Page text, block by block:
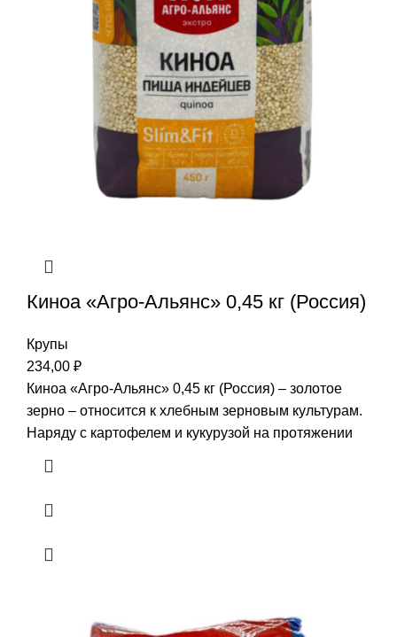
Киноа «Агро-Альянс» 0,45 кг (Россия)
Крупы
234,00 ₽
Киноа «Агро-Альянс» 0,45 кг (Россия) – золотое
зерно – относится к хлебным зерновым культурам.
Наряду с картофелем и кукурузой на протяжении